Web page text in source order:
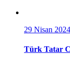
29 Nisan 2024
Türk Tatar